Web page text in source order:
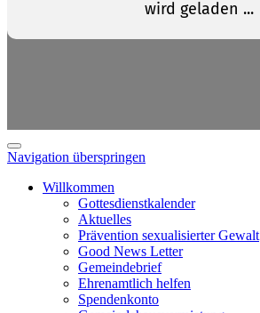
Navigation überspringen
Willkommen
Gottesdienstkalender
Aktuelles
Prävention sexualisierter Gewalt
Good News Letter
Gemeindebrief
Ehrenamtlich helfen
Spendenkonto